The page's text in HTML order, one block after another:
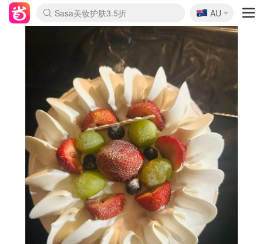
lululemon折扣上新
Sasa美妆护肤3.5折
SSENSE年中3折
FreshBeauty好价汇总
Cettire降价+叠9折
Farfetch折上8折
WWS Coles超市实拍
viagogo二手票捡漏
Myer清仓1折起
The Outnet奢牌1折起
David Jones 3折起
Flannels大牌1折
Perfumes Club护肤1折
AMIRO返校季6.2折
Oweek抽奖送Airpods
Amazon折扣汇总
eToro入金$200送$50
Amazon数码好物
ICONIC本周7.5折
ThedoubleF高奢地板价
Moose Knuckles 6折
EUFY官网3.7折起
Selenichast首饰2折
Trip机票酒店促销
YSL送5件彩妆礼
Amazon家居好物
BIGBANG巡演开票
David Jones时尚3折
Amazon美妆护肤
过敏原检测盒$33
伊索独家赠50ml沐浴露
科颜氏清仓3折
SEALIFE海洋馆门票6折
丝塔芙大白罐$16
订阅Newsletter送香薰
Cult Beauty 6.8折
Harrods圣诞日历2.3折
LN-CC奢牌私促3折
d'Alba空姐喷雾$16
EVE LOM套装逆天2折
Bernardelli独家4折
Adore Beauty 6折起
Mytheresa奢品2.7折
Luxury Escapes 9折
Currentbody美容仪9折
MOON Garden Live
ALLSAINTS美衣3折
Roborock扫地机3.7折
Tingo Life水杯$24
Valentino官网5折
CR洗发护发6.3折
🇦🇺
AU